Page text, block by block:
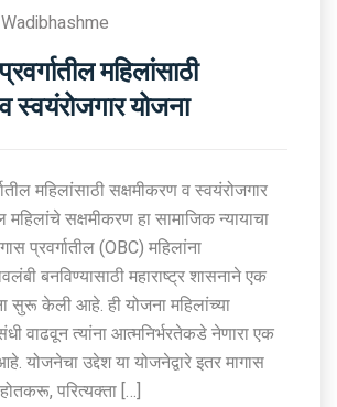
महिलांसाठी
स्वयंरोजगार योजना
महिलांसाठी सक्षमीकरण व स्वयंरोजगार
महिलांचे सक्षमीकरण हा सामाजिक न्यायाचा
प्रवर्गातील (OBC) महिलांना
बनविण्यासाठी महाराष्ट्र शासनाने एक
सुरू केली आहे. ही योजना महिलांच्या
वाढवून त्यांना आत्मनिर्भरतेकडे नेणारा एक
योजनेचा उद्देश या योजनेद्वारे इतर मागास
होतकरू, परित्यक्ता […]